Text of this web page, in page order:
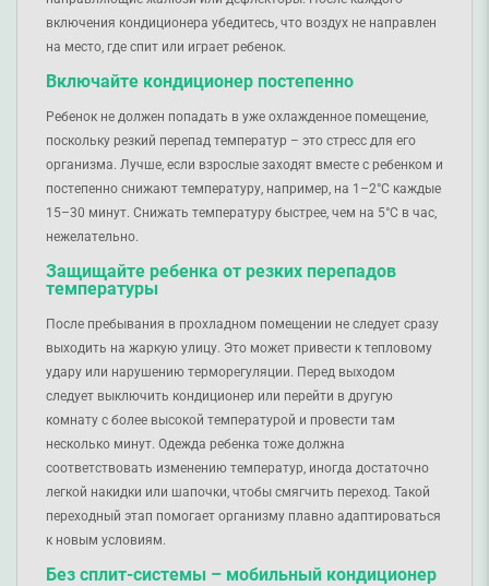
включения кондиционера убедитесь, что воздух не направлен
на место, где спит или играет ребенок.
Включайте кондиционер постепенно
Ребенок не должен попадать в уже охлажденное помещение,
поскольку резкий перепад температур – это стресс для его
организма. Лучше, если взрослые заходят вместе с ребенком и
постепенно снижают температуру, например, на 1–2°C каждые
15–30 минут. Снижать температуру быстрее, чем на 5°C в час,
нежелательно.
Защищайте ребенка от резких перепадов
температуры
После пребывания в прохладном помещении не следует сразу
выходить на жаркую улицу. Это может привести к тепловому
удару или нарушению терморегуляции. Перед выходом
следует выключить кондиционер или перейти в другую
комнату с более высокой температурой и провести там
несколько минут. Одежда ребенка тоже должна
соответствовать изменению температур, иногда достаточно
легкой накидки или шапочки, чтобы смягчить переход. Такой
переходный этап помогает организму плавно адаптироваться
к новым условиям.
Без сплит-системы – мобильный кондиционер